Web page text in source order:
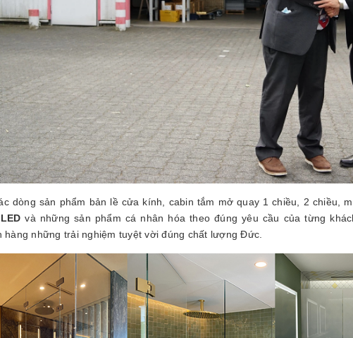
dòng sản phẩm bản lề cửa kính, cabin tắm mở quay 1 chiều, 2 chiều,
và những sản phẩm cá nhân hóa theo đúng yêu cầu của từng
hàng những trải nghiệm tuyệt vời đúng chất lượng Đức.